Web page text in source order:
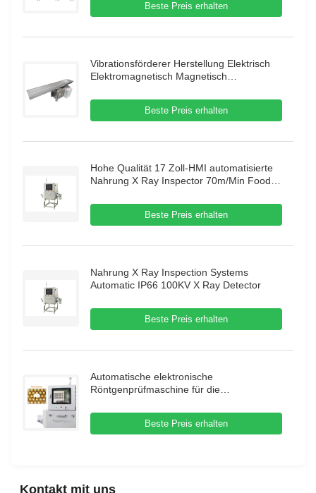
Beste Preis erhalten
Vibrationsförderer Herstellung Elektrisch
Elektromagnetisch Magnetisch
Hubförderer
Beste Preis erhalten
Hohe Qualität 17 Zoll-HMI automatisierte
Nahrung X Ray Inspector 70m/Min Food X
Beste Preis erhalten
Nahrung X Ray Inspection Systems
Automatic IP66 100KV X Ray Detector
Beste Preis erhalten
Automatische elektronische
Röntgenprüfmaschine für die
Beste Preis erhalten
Kontakt mit uns